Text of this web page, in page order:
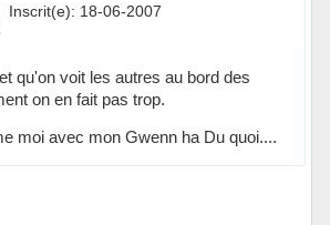
Inscrit(e): 18-06-2007
qu'on voit les autres au bord des
on en fait pas trop.
moi avec mon Gwenn ha Du quoi....